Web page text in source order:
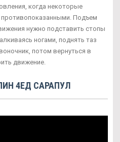
когда некоторые
противопоказанными. Подъем
нужно подставить стопы
ногами, поднять таз
потом вернуться в
движение.
4ЕД САРАПУЛ